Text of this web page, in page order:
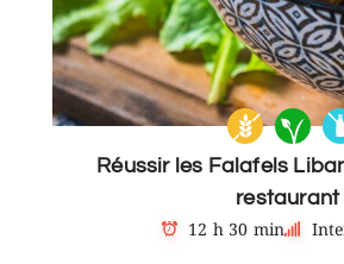
Réussir les Falafels
restaurant
12 h 30 min